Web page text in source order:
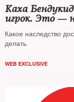
Каха
игрок. Это —
Какое наследство
делать
WEB EXCLUSIVE